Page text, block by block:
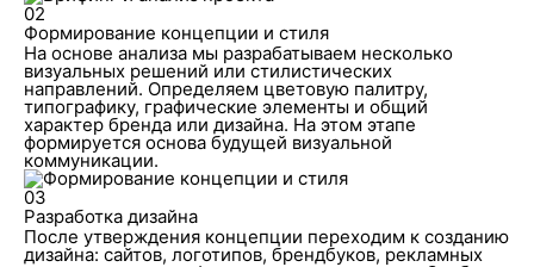
02
Формирование концепции и стиля
На основе анализа мы разрабатываем несколько
визуальных решений или стилистических
направлений. Определяем цветовую палитру,
типографику, графические элементы и общий
характер бренда или дизайна. На этом этапе
формируется основа будущей визуальной
коммуникации.
03
Разработка дизайна
После утверждения концепции переходим к созданию
дизайна: сайтов, логотипов, брендбуков, рекламных